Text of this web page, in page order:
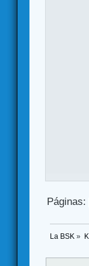
Páginas:
La BSK »